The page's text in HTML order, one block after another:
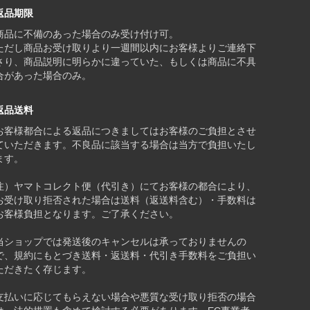
品期限
品に不備のあった場合のみ受け付け可。
だし商品お受け取りより一週間以内にお客様よりご連絡下
り、商品説明に明らかに違っていた、もしくは商品に不具
があった場合のみ。
品送料
客様都合による返品につきましてはお客様のご負担とさせ
いただきます。不良品に該当する場合は当方で負担いたし
す。
）ヤマトコレクト便（代引き）にてお客様の都合により、
受け取り拒否された場合は送料（返送料含む）・手数料は
客様負担となります。ご了承ください。
ショップでは発送後のキャンセルは承っておりませんの
、規約にもとづき送料・返送料・代引き手数料をご負担い
だきたく存じます。
払いに応じてもらえない場合や悪質な受け取り拒否の場合